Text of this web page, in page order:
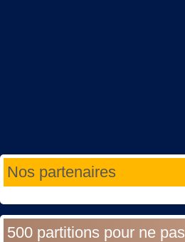
Nos partenaires
500 partitions pour ne
Année
précédente
Mois
précédent
Année
suivante
Mois
suivant